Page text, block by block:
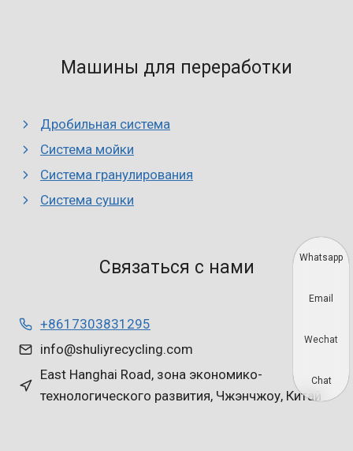
Машины для переработки
Дробильная система
Система мойки
Система гранулирования
Система сушки
Связаться с нами
+8617303831295
info@shuliyrecycling.com
East Hanghai Road, зона экономико-
технологического развития, Чжэнчжоу, Китай
Whatsapp
Email
Wechat
Chat